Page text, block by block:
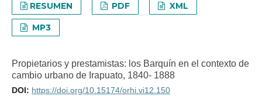
RESUMEN PDF XML
MP3
Propietarios y prestamistas: los Barquín en el contexto de
cambio urbano de Irapuato, 1840- 1888
DOI: https://doi.org/10.15174/orhi.vi12.150